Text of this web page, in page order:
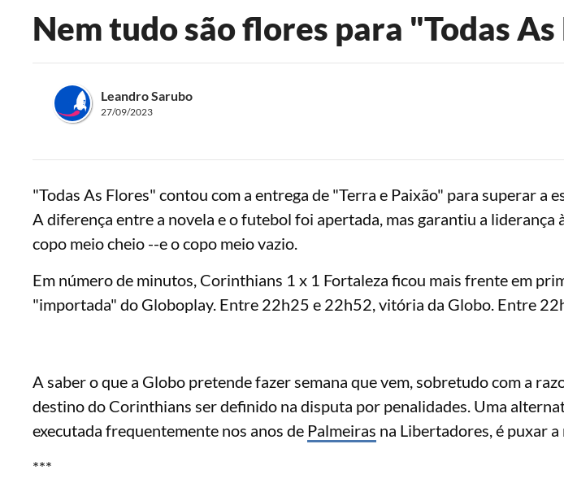
Nem tudo são flores para "Todas
Leandro Sarubo
27/09/2023
"Todas As Flores" contou com a entrega de "Terra e Paixão" para superar a
A diferença entre a novela e o futebol foi apertada, mas garantiu a liderança
copo meio cheio --e o copo meio vazio.
Em número de minutos, Corinthians 1 x 1 Fortaleza ficou mais frente em
"importada" do Globoplay. Entre 22h25 e 22h52, vitória da Globo. Entre
A saber o que a Globo pretende fazer semana que vem, sobretudo com a
destino do Corinthians ser definido na disputa por penalidades. Uma
executada frequentemente nos anos de Palmeiras na Libertadores, é puxar
***